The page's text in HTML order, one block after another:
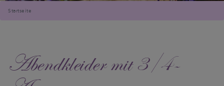
Startseite
Abendkleider mit 3/4-